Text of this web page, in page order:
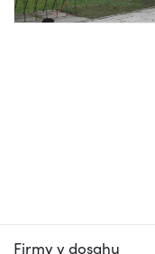
Firmy v dosahu